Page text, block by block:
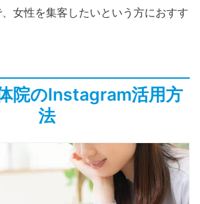
女性を集客したいという方におすす
院のInstagram活用方
法